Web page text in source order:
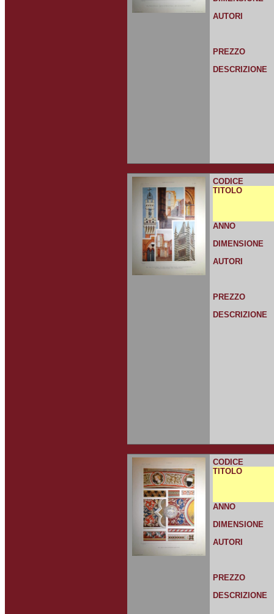
AUTORI
PREZZO
DESCRIZIONE
CODICE
TITOLO
ANNO
DIMENSIONE
AUTORI
PREZZO
DESCRIZIONE
CODICE
TITOLO
ANNO
DIMENSIONE
AUTORI
PREZZO
DESCRIZIONE